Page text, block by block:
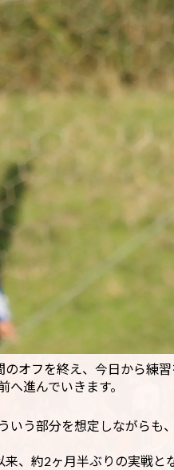
オフを終え、今日から練習
進んでいきます。
いう部分を想定しながらも
、約2ヶ月半ぶりの実戦と